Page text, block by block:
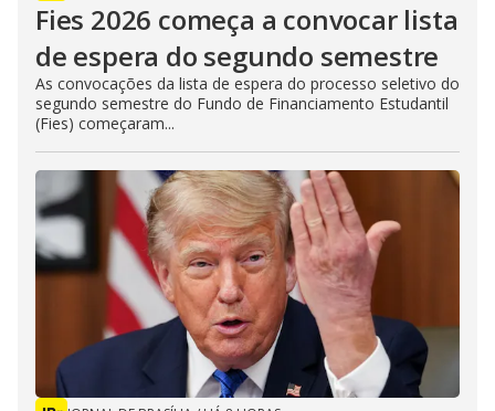
Fies 2026 começa a convocar lista
de espera do segundo semestre
As convocações da lista de espera do processo seletivo do
segundo semestre do Fundo de Financiamento Estudantil
(Fies) começaram...